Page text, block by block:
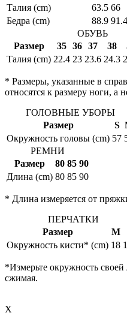
Талия (cm)
63.5 66
Бедра (cm)
88.9 91.4
ОБУВЬ
Размер
35 36 37 38
Талия (cm) 22.4 23 23.6 24.3
* Размеры, указанные в
относятся к размеру ноги, а
ГОЛОВНЫЕ УБОРЫ
Размер
S
Окружность головы (cm) 57
РЕМНИ
Размер
80 85 90
Длина (cm) 80 85 90
* Длина измеряется от
ПЕРЧАТКИ
Размер
M
Окружность кисти* (cm) 18
*Измерьте окружность
сжимая.
X